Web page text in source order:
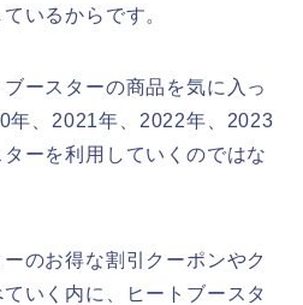
いるからです。
ースターの商品を気に入っ
年、2021年、2022年、2023
ーを利用していくのではな
のお得な割引クーポンやク
いく内に、ヒートブースタ